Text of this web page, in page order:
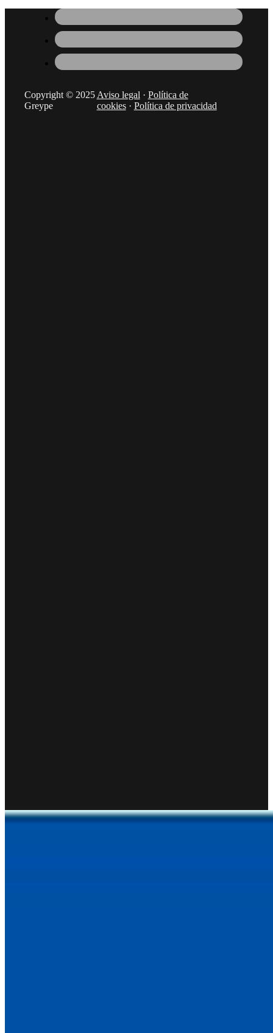
Copyright © 2025
Greype
Aviso legal · Política de
cookies· Política de privacidad